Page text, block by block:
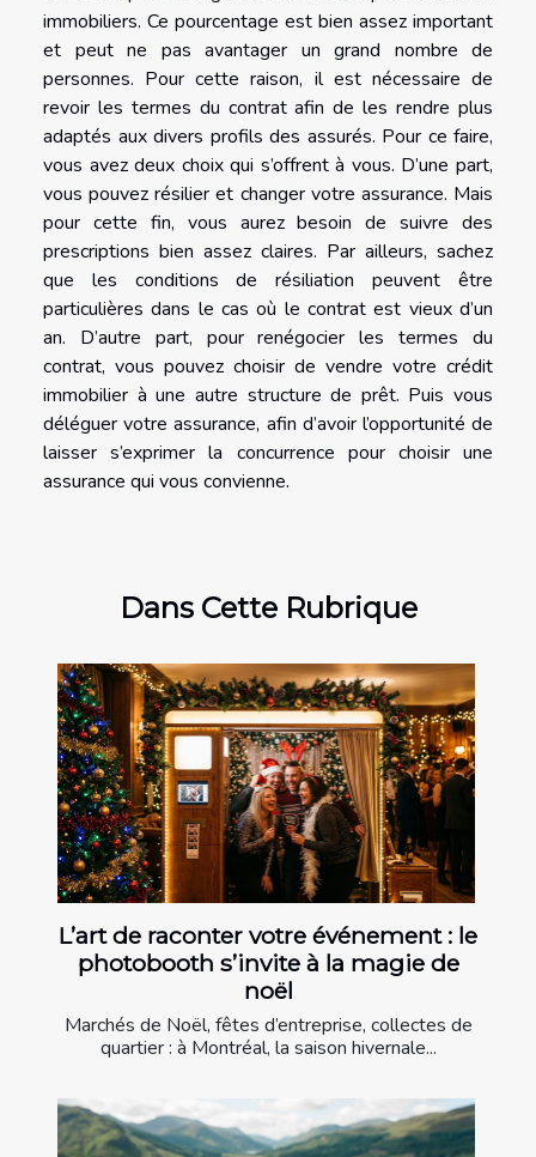
immobiliers. Ce pourcentage est bien assez important
et peut ne pas avantager un grand nombre de
personnes. Pour cette raison, il est nécessaire de
revoir les termes du contrat afin de les rendre plus
adaptés aux divers profils des assurés. Pour ce faire,
vous avez deux choix qui s’offrent à vous. D’une part,
vous pouvez résilier et changer votre assurance. Mais
pour cette fin, vous aurez besoin de suivre des
prescriptions bien assez claires. Par ailleurs, sachez
que les conditions de résiliation peuvent être
particulières dans le cas où le contrat est vieux d’un
an. D’autre part, pour renégocier les termes du
contrat, vous pouvez choisir de vendre votre crédit
immobilier à une autre structure de prêt. Puis vous
déléguer votre assurance, afin d’avoir l’opportunité de
laisser s’exprimer la concurrence pour choisir une
assurance qui vous convienne.
Dans Cette Rubrique
L’art de raconter votre événement : le
photobooth s’invite à la magie de
noël
Marchés de Noël, fêtes d’entreprise, collectes de
quartier : à Montréal, la saison hivernale...